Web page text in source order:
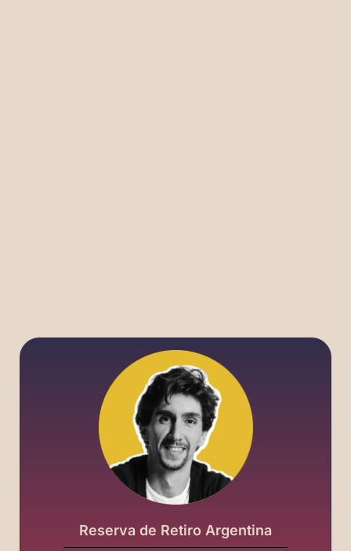
Reserva de Retiro Argentina